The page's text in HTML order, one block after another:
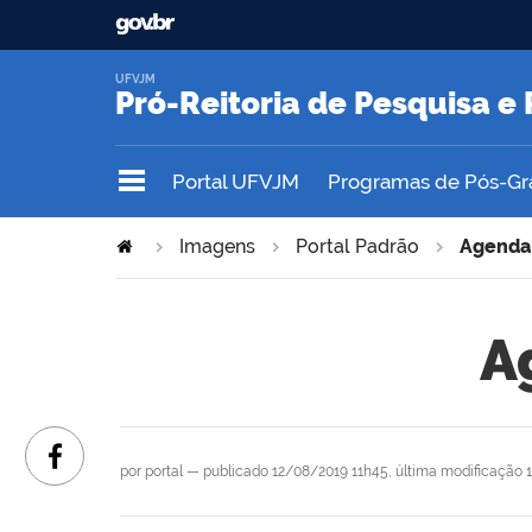
Pró-Reitoria de Pesquisa e
UFVJM
Portal UFVJM Programas de Pós-
Imagens Portal Padrão
por portal— publicado 12/08/2019 11h45, última modificação